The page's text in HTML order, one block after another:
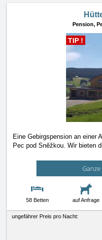
Pension,
TIP !
Eine Gebirgspension an einer
Pec pod Sněžkou. Wir bieten
58 Betten auf Anfrage
ungefährer Preis pro Nacht: